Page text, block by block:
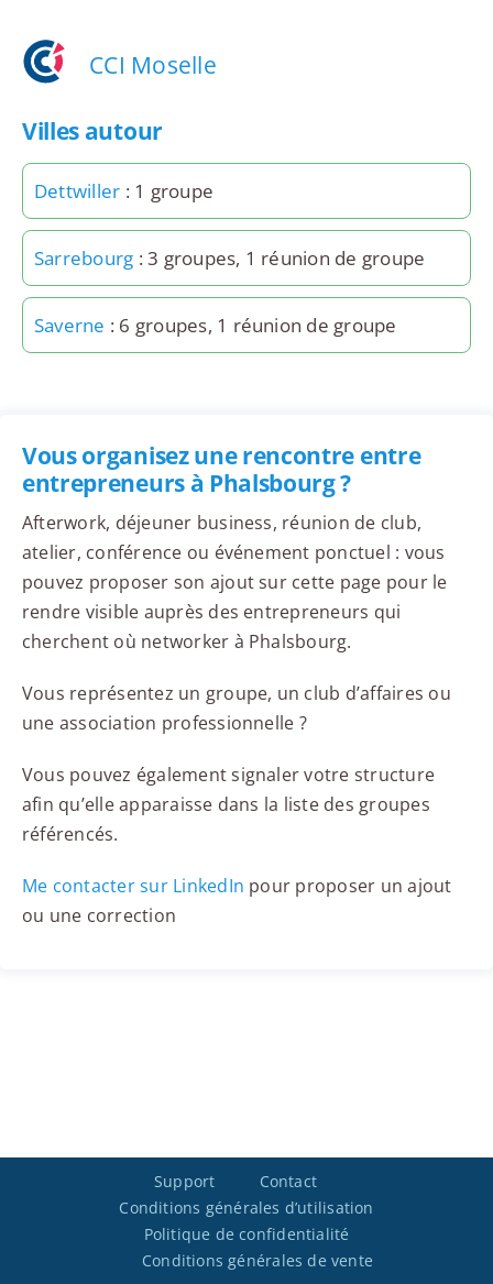
CCI Moselle
Villes autour
Dettwiller : 1 groupe
Sarrebourg : 3 groupes, 1 réunion de groupe
Saverne : 6 groupes, 1 réunion de groupe
Vous organisez une rencontre entre
entrepreneurs à Phalsbourg ?
Afterwork, déjeuner business, réunion de club,
atelier, conférence ou événement ponctuel : vous
pouvez proposer son ajout sur cette page pour le
rendre visible auprès des entrepreneurs qui
cherchent où networker à Phalsbourg.
Vous représentez un groupe, un club d’affaires ou
une association professionnelle ?
Vous pouvez également signaler votre structure
afin qu’elle apparaisse dans la liste des groupes
référencés.
Me contacter sur LinkedIn pour proposer un ajout
ou une correction
Support
Contact
Conditions générales d’utilisation
Politique de confidentialité
Conditions générales de vente